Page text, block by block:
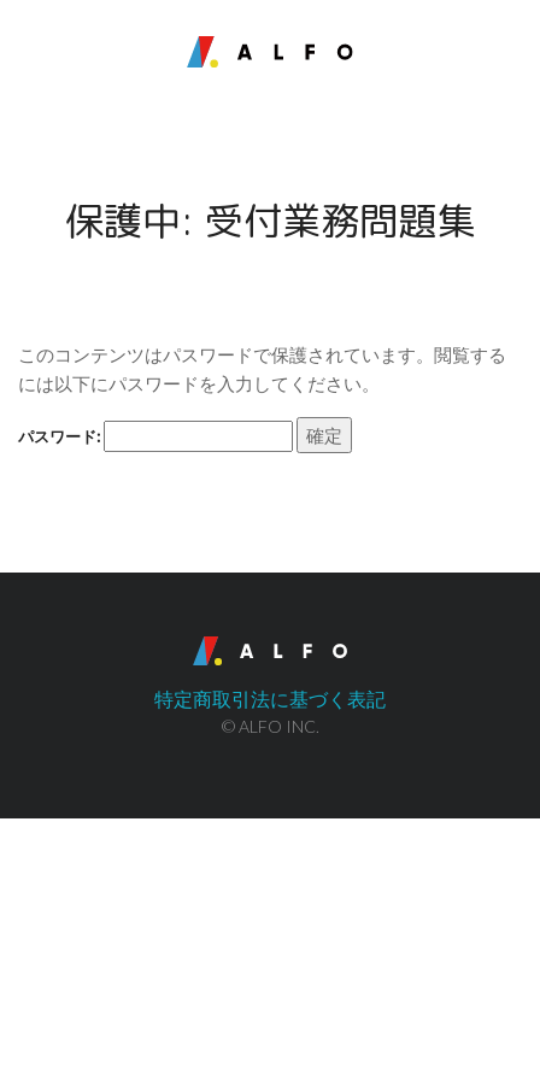
保護中: 受付業務問題集
このコンテンツはパスワードで保護されています。閲覧する
には以下にパスワードを入力してください。
パスワード:
特定商取引法に基づく表記
© ALFO INC.